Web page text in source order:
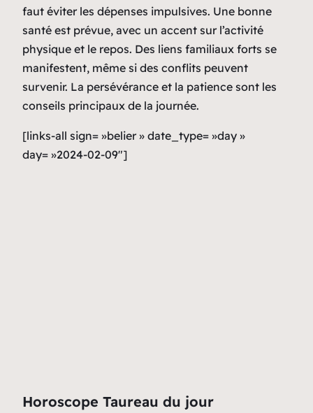
faut éviter les dépenses impulsives. Une bonne
santé est prévue, avec un accent sur l’activité
physique et le repos. Des liens familiaux forts se
manifestent, même si des conflits peuvent
survenir. La persévérance et la patience sont les
conseils principaux de la journée.
[links-all sign= »belier » date_type= »day »
day= »2024-02-09″]
Horoscope Taureau du jour